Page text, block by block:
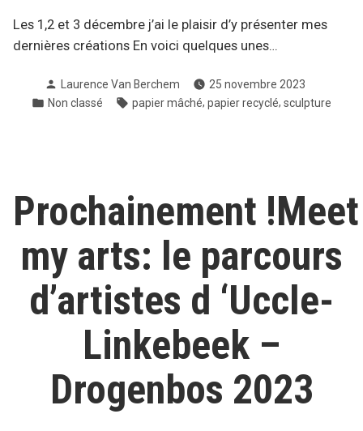
Les 1,2 et 3 décembre j’ai le plaisir d’y présenter mes
dernières créations En voici quelques unes…
Publié
par
Laurence Van Berchem
25 novembre 2023
Publié
Non classé Étiquettes :
papier mâché, papier recyclé, sculpture
Prochainement !Meet
my arts: le parcours
d’artistes d ‘Uccle-
Linkebeek –
Drogenbos 2023